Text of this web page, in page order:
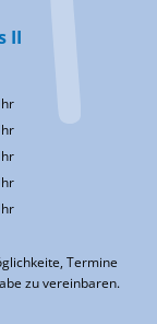
II
bis 12:00 Uhr
bis 12:00 Uhr
bis 12:00 Uhr
bis 12:00 Uhr
Termine
zu vereinbaren.